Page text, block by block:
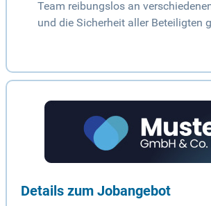
Team reibungslos an
und die Sicherheit aller Beteiligten
Details zum Jobangebot